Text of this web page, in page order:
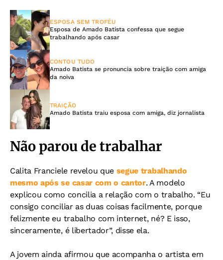
ESPOSA SEM TROFÉU
Esposa de Amado Batista confessa que segue
trabalhando após casar
CONTOU TUDO
Amado Batista se pronuncia sobre traição com amiga
da noiva
TRAIÇÃO
Amado Batista traiu esposa com amiga, diz jornalista
Não parou de trabalhar
Calita Franciele revelou que segue trabalhando
mesmo após se casar com o cantor. A modelo
explicou como concilia a relação com o trabalho. “Eu
consigo conciliar as duas coisas facilmente, porque
felizmente eu trabalho com internet, né? E isso,
sinceramente, é libertador”, disse ela.
A jovem ainda afirmou que acompanha o artista em